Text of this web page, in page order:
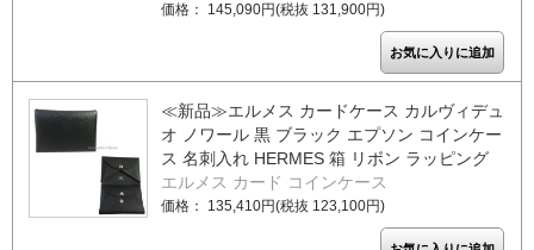
価格： 145,090円(税抜 131,900円)
≪新品≫エルメス カードケース カルヴィデュ
オ ノワール 黒 ブラック エプソン コインケー
ス 名刺入れ HERMES 箱 リボン ラッピング
エルメス カード コインケース
価格： 135,410円(税抜 123,100円)